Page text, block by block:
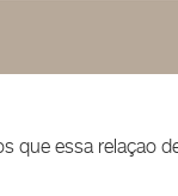
que essa relaçao